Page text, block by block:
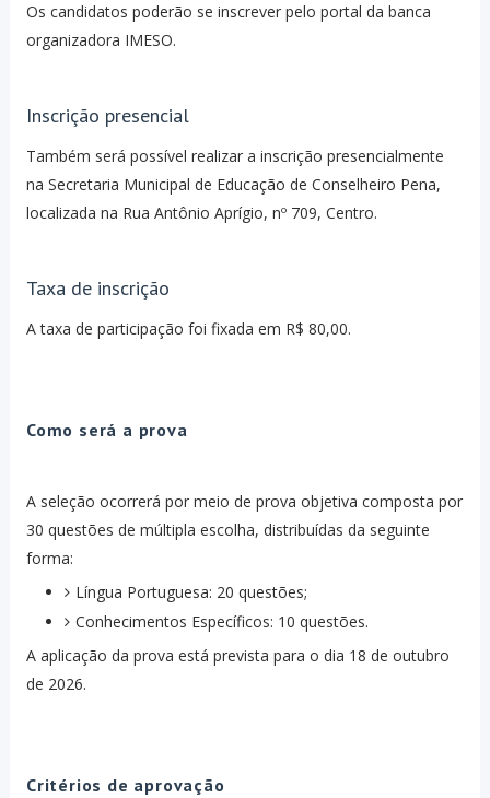
Os candidatos poderão se inscrever pelo portal da banca
organizadora IMESO.
Inscrição presencial
Também será possível realizar a inscrição presencialmente
na Secretaria Municipal de Educação de Conselheiro Pena,
localizada na Rua Antônio Aprígio, nº 709, Centro.
Taxa de inscrição
A taxa de participação foi fixada em R$ 80,00.
Como será a prova
A seleção ocorrerá por meio de prova objetiva composta por
30 questões de múltipla escolha, distribuídas da seguinte
forma:
Língua Portuguesa: 20 questões;
Conhecimentos Específicos: 10 questões.
A aplicação da prova está prevista para o dia 18 de outubro
de 2026.
Critérios de aprovação